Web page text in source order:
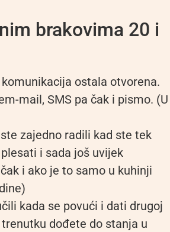
brakovima 20 i
ostala otvorena.
mail, SMS pa čak i pismo. (U
zajedno radili kad ste tek
i sada još uvijek
i ako je to samo u kuhinji
kada se povući i dati drugoj
dođete do stanja u